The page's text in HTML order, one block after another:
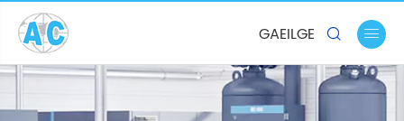
GAEILGE  